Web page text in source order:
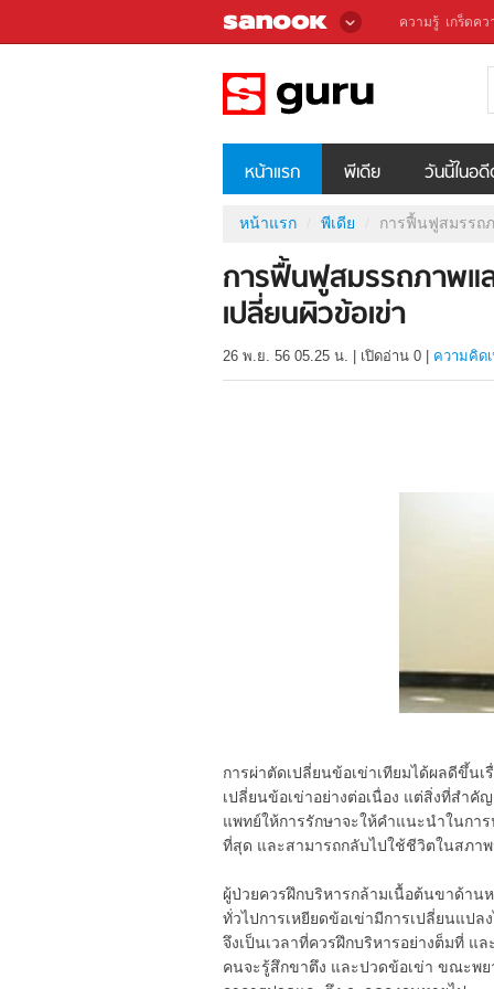
ความรู้ เกร็ดคว
หน้าแรก พีเดีย วันนี้ในอ
หน้าแรก พีเดีย การฟื้นฟูสมรรถ
การฟื้นฟูสมรรถภาพแ
เปลี่ยนผิวข้อเข่า
26 พ.ย. 56 05.25 น. เปิดอ่าน 0 ความคิด
การผ่าตัดเปลี่ยนข้อเข่าเทียมได้ผลดีขึ้น
เปลี่ยนข้อเข่าอย่างต่อเนื่อง แต่สิ่งที่สำ
แพทย์ให้การรักษาจะให้คำแนะนำในกา
ที่สุด และสามารถกลับไปใช้ชีวิตในสภาพ
ผู้ป่วยควรฝึกบริหารกล้ามเนื้อต้นขาด้าน
ทั่วไปการเหยียดข้อเข่ามีการเปลี่ยนแป
จึงเป็นเวลาที่ควรฝึกบริหารอย่างต็มที่ แ
คนจะรู้สึกขาตึง และปวดข้อเข่า ขณะพย